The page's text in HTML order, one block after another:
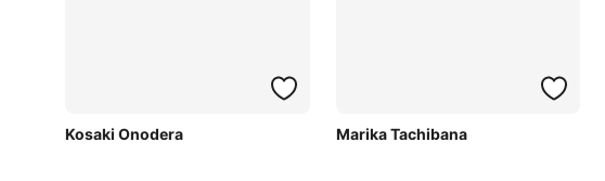
Kosaki Onodera Marika Tachibana